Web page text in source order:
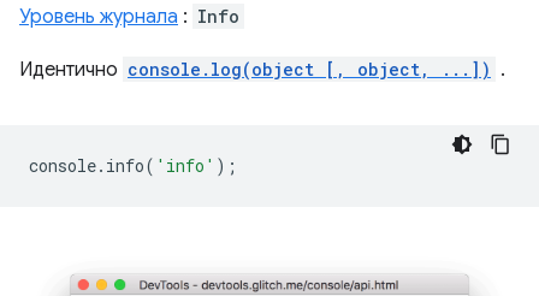
Уровень журнала : Info
Идентично console.log(object [, object, ...]) .
console. info( 'info' );